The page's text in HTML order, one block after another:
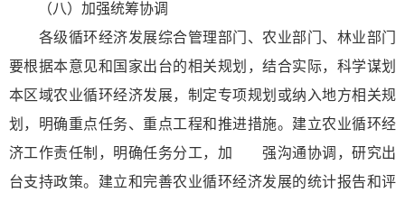
（八）加强统筹协调
各级循环经济发展综合管理部门、农业部门、林业部门
要根据本意见和国家出台的相关规划，结合实际，科学谋划
本区域农业循环经济发展，制定专项规划或纳入地方相关规
划，明确重点任务、重点工程和推进措施。建立农业循环经
济工作责任制，明确任务分工，加 强沟通协调，研究出
台支持政策。建立和完善农业循环经济发展的统计报告和评